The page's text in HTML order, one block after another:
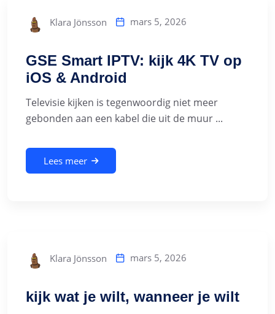
Klara Jönsson mars 5, 2026
GSE Smart IPTV: kijk 4K TV op
iOS & Android
Televisie kijken is tegenwoordig niet meer
gebonden aan een kabel die uit de muur ...
Lees meer
Klara Jönsson mars 5, 2026
kijk wat je wilt, wanneer je wilt